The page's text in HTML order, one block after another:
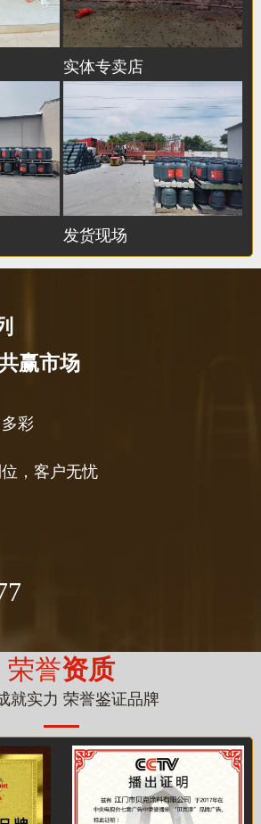
实体专卖店
发货现场
赢市场
彩
，客户无忧
荣誉资质
就实力 荣誉鉴证品牌